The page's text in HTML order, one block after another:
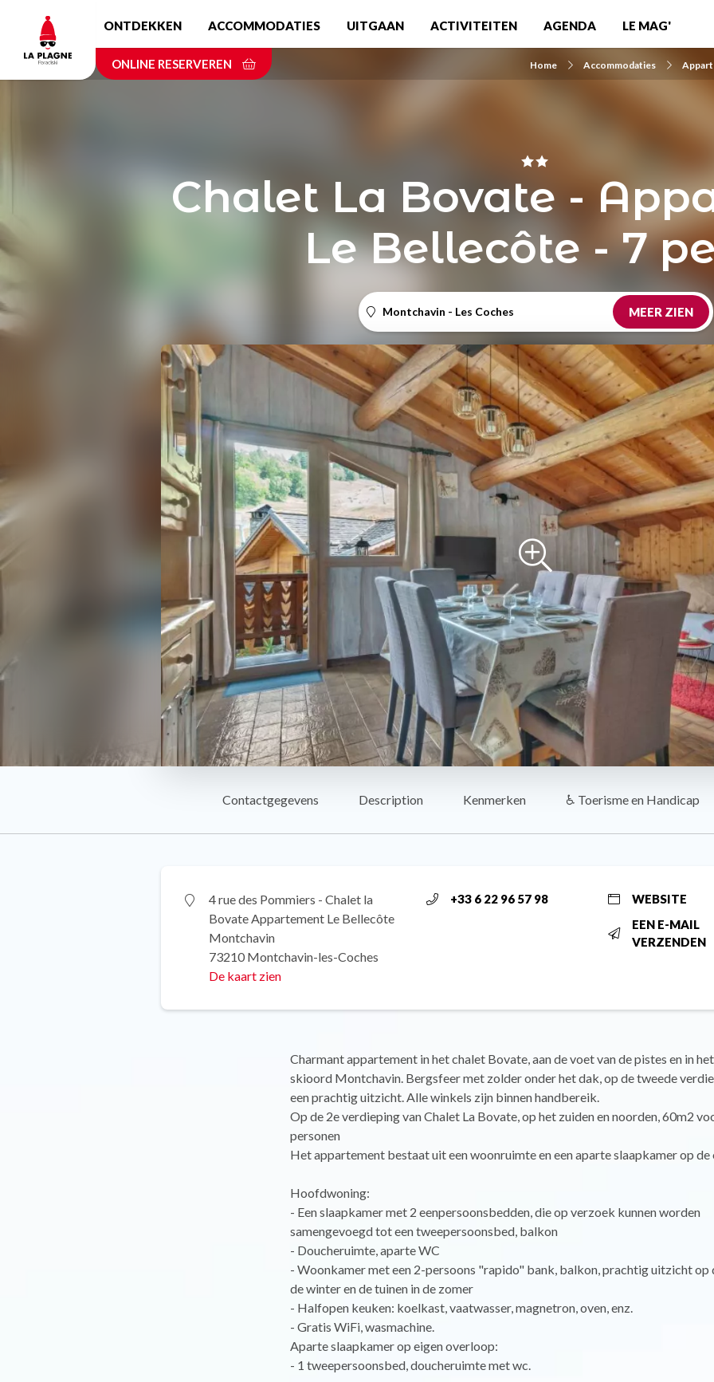
content
ONTDEKKEN ACCOMMODATIES UITGAAN ACTIVITEITEN AGENDA LE MAG'
ONLINE RESERVEREN Home Accommodaties
Chalet La Bovate -
Le Bellecôte - 7
Montchavin - Les Coches MEER ZIEN
Contactgegevens Description Kenmerken ♿ Toerisme en Handicap
4 rue des Pommiers - Chalet la
Bovate Appartement Le Bellecôte
Montchavin
73210 Montchavin-les-Coches
De kaart zien
+33 6 22 96 57 98
WEBSITE
EEN E-MAIL
VERZENDEN
Charmant appartement in het chalet Bovate, aan de voet van de pistes en in
skioord Montchavin. Bergsfeer met zolder onder het dak, op de tweede
een prachtig uitzicht. Alle winkels zijn binnen handbereik.
Op de 2e verdieping van Chalet La Bovate, op het zuiden en noorden, 60m2
personen
Het appartement bestaat uit een woonruimte en een aparte slaapkamer op de
Hoofdwoning:
- Een slaapkamer met 2 eenpersoonsbedden, die op verzoek kunnen worden
samengevoegd tot een tweepersoonsbed, balkon
- Doucheruimte, aparte WC
- Woonkamer met een 2-persoons "rapido" bank, balkon, prachtig uitzicht op
de winter en de tuinen in de zomer
- Halfopen keuken: koelkast, vaatwasser, magnetron, oven, enz.
- Gratis WiFi, wasmachine.
Aparte slaapkamer op eigen overloop:
- 1 tweepersoonsbed, doucheruimte met wc.